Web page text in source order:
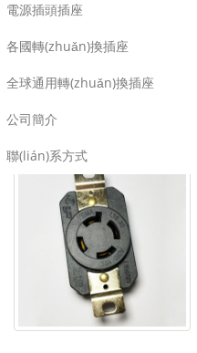
電源插頭插座
各國轉(zhuǎn)換插座
全球通用轉(zhuǎn)換插座
公司簡介
聯(lián)系方式